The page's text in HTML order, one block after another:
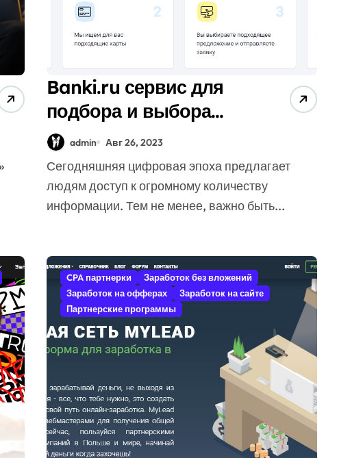
Banki.ru сервис для
подбора и выбора
кредитных и
дебетовых карт
admin Авг 26, 2023
Сегодняшняя цифровая эпоха предлагает
людям доступ к огромному количеству
информации. Тем не менее, важно быть...
CPA партнерки
Заработок без вложений
Заработок на офферах
Заработок на сайте
Партнерские программы